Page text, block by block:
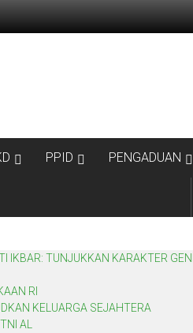
PPID PENGADUAN
IKBAR: TUNJUKKAN KARAKTER
RI
KELUARGA SEJAHTERA
AL